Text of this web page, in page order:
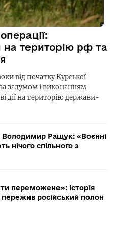
на територію рф та
від початку Курської
задумом і виконанням
дії на територію держави-
Володимир Ращук: «Воєнні
нічого спільного з
переможене»: історія
пережив російський полон